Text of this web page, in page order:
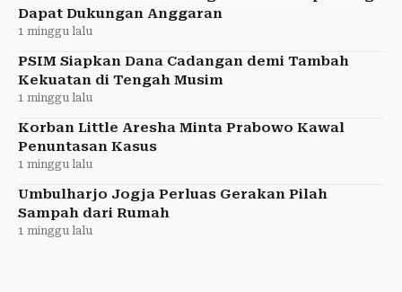
Dapat Dukungan Anggaran
1 minggu lalu
PSIM Siapkan Dana Cadangan demi Tambah
Kekuatan di Tengah Musim
1 minggu lalu
Korban Little Aresha Minta Prabowo Kawal
Penuntasan Kasus
1 minggu lalu
Umbulharjo Jogja Perluas Gerakan Pilah
Sampah dari Rumah
1 minggu lalu